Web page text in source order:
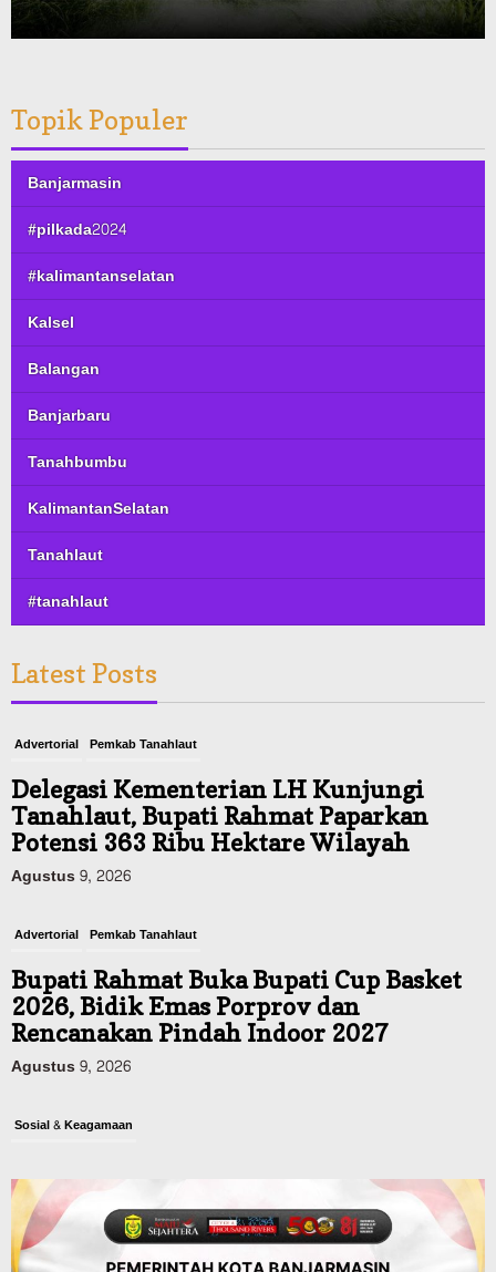
Topik Populer
Banjarmasin
#pilkada2024
#kalimantanselatan
Kalsel
Balangan
Banjarbaru
Tanahbumbu
KalimantanSelatan
Tanahlaut
#tanahlaut
Latest Posts
Advertorial Pemkab Tanahlaut
Delegasi Kementerian LH Kunjungi
Tanahlaut, Bupati Rahmat Paparkan
Potensi 363 Ribu Hektare Wilayah
Agustus 9, 2026
Advertorial Pemkab Tanahlaut
Bupati Rahmat Buka Bupati Cup Basket
2026, Bidik Emas Porprov dan
Rencanakan Pindah Indoor 2027
Agustus 9, 2026
Sosial & Keagamaan
Jamnas XII Cibubur, Termasuk Dua
Peserta Berkebutuhan Khusus
Agustus 9, 2026